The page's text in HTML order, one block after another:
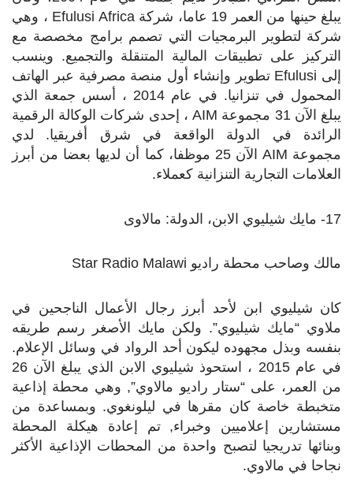
يبلغ حينها من العمر 19 عاما، شركة
Efulusi Africa ، وهي
شركة لتطوير البرمجيات التي تصمم برامج مخصصة مع
التركيز على تطبيقات المالية المتنقلة والتجميع. وينسب
إلى Efulusi تطوير وإنشاء أول منصة مصرفية عبر الهاتف
المحمول في تنزانيا. في عام 2014 ، أسس جمعة الذي
يبلغ الآن 31 مجموعة
AIM، إحدى شركات الوكالة الرقمية
الرائدة في الدولة الواقعة في شرق أفريقيا. لدي
مجموعة AIM
الآن 25 موظفا، كما أن لديها بعضا من أبرز
العلامات التجارية التنزانية كعملاء.
17- مايك شيليوي الابن، الدولة: مالاوى
مالك وصاحب محطة راديو Star Radio Malawi
كان شيليوي ابن لأحد أبرز رجال الأعمال الناجحين في
ملاوي “مايك شيليوي”. ولكن مايك الأصغر رسم طريقه
بنفسه وبذل مجهوده ليكون أحد الرواد في وسائل الإعلام.
في عام 2015 ، استحوذ شيليوي الابن الذي يبلغ الآن 26
من العمر، على “ستار راديو مالاوي”, وهي محطة إذاعية
متخبطة خاصة كان مقرها في ليلونغوي. وبمساعدة من
مستشارين إعلاميين وخبراء, تم إعادة هيكلة المحطة
وبنائها تدريجيا لتصبح واحدة من المحطات الإذاعية الأكثر
نجاحا في مالاوي.